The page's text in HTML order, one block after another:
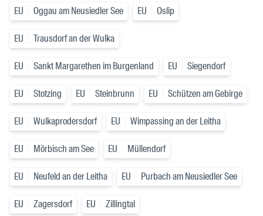
EU Oggau am Neusiedler See EU Oslip
EU Trausdorf an der Wulka
EU Sankt Margarethen im Burgenland EU Siegendorf
EU Stotzing EU Steinbrunn EU Schützen am Gebirge
EU Wulkaprodersdorf EU Wimpassing an der Leitha
EU Mörbisch am See EU Müllendorf
EU Neufeld an der Leitha EU Purbach am Neusiedler See
EU Zagersdorf EU Zillingtal